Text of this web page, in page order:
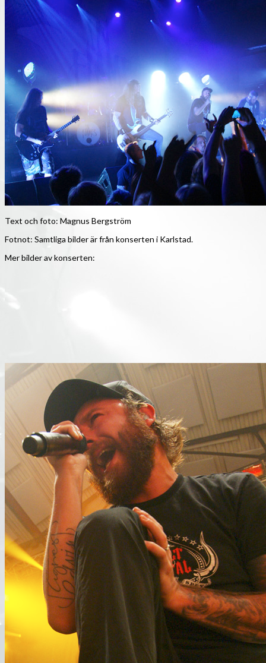
Text och foto: Magnus Bergström
Fotnot: Samtliga bilder är från konserten i Karlstad.
Mer bilder av konserten: